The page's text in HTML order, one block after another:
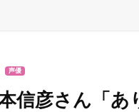
声優
信彦さん「